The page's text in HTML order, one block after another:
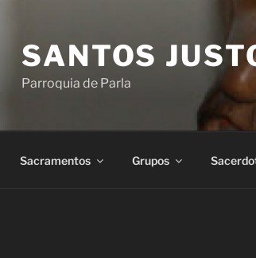
SANTOS
Parroquia de Parla
Sacramentos Grupos